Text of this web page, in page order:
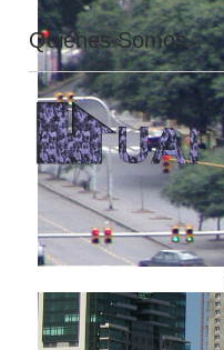
Quiénes Somos